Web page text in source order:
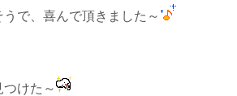
で、喜んで頂きました～
つけた～